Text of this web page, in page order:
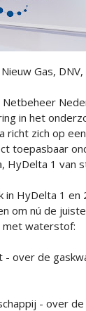
Gas,
Netbeheer
in het
richt zich op
toepasbaar
HyDelta 1 van
HyDelta 1
om nú de
met waterstof:
de
- over de